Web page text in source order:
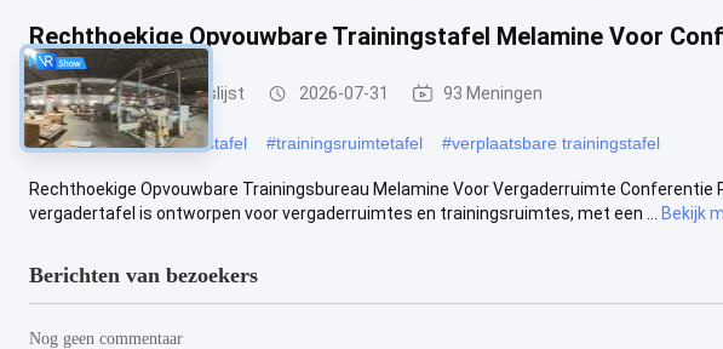
Rechthoekige Opvouwbare Trainingstafel Melamine Voor
Vouwbare Opleidingslijst 2026-07-31 93 Meningen
#Rechthoekige trainingstafel #trainingsruimtetafel #verplaatsbare trainingstafel
Rechthoekige Opvouwbare Trainingsbureau Melamine Voor Vergaderruimte
vergadertafel is ontworpen voor vergaderruimtes en trainingsruimtes, met een ...
Bekijk
Berichten van bezoekers
Nog geen commentaar